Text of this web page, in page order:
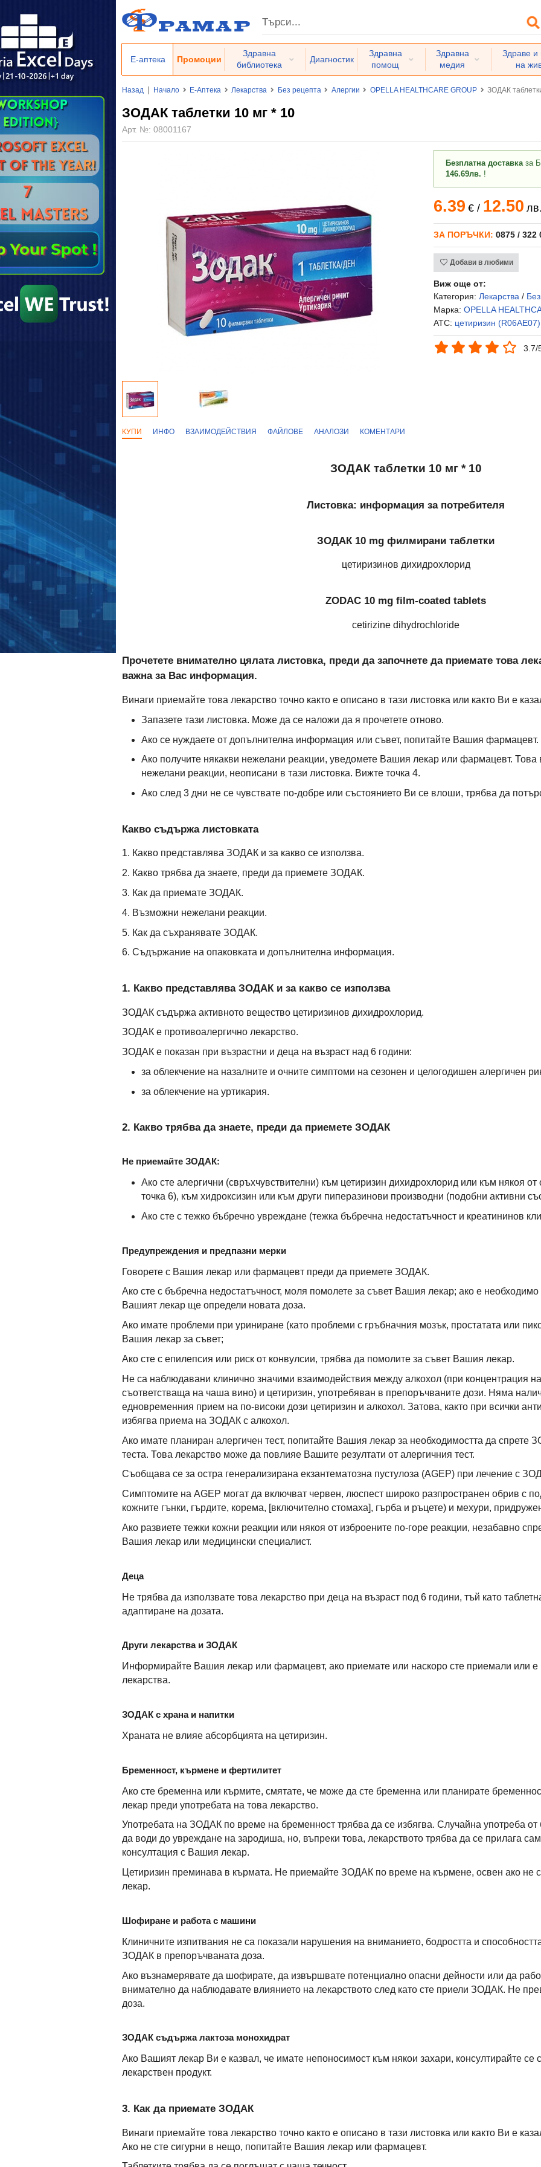
Е-аптека Промоции
Здравна
библиотека
Диагностик
Здравна
помощ
Здравна
медия
Здраве и
на
Назад | Начало Е-Аптека Лекарства Без рецепта Алергии OPELLA HEALTHCARE GROUP ЗОДАК
ЗОДАК таблетки 10 мг * 10
Арт. №: 08001167
Безплатна доставказа
146.69лв. !
6.39 €/ 12.50
ЗА ПОРЪЧКИ: 0875 / 322
Добави в любими
Виж още от:
Категория:Лекарства /
Марка:OPELLA
ATC: цетиризин (R06AE07)
3.7/
КУПИ ИНФО ВЗАИМОДЕЙСТВИЯ ФАЙЛОВЕ АНАЛОЗИ КОМЕНТАРИ
ЗОДАК таблетки 10 мг * 10
Листовка: информация за потребителя
ЗОДАК 10 mg филмирани таблетки
цетиризинов дихидрохлорид
ZODAC 10 mg film-coated tablets
cetirizine dihydrochloride
Прочетете внимателно цялата листовка, преди да започнете да приемате това
важна за Вас информация.
Винаги приемайте това лекарство точно както е описано в тази листовка или както Ви е
Запазете тази листовка. Може да се наложи да я прочетете отново.
Ако се нуждаете от допълнителна информация или съвет, попитайте Вашия фармацевт.
Ако получите някакви нежелани реакции, уведомете Вашия лекар или фармацевт.
нежелани реакции, неописани в тази листовка. Вижте точка 4.
Ако след 3 дни не се чувствате по-добре или състоянието Ви се влоши, трябва да
Какво съдържа листовката
1. Какво представлява ЗОДАК и за какво се използва.
2. Какво трябва да знаете, преди да приемете ЗОДАК.
3. Как да приемате ЗОДАК.
4. Възможни нежелани реакции.
5. Как да съхранявате ЗОДАК.
6. Съдържание на опаковката и допълнителна информация.
1. Какво представлява ЗОДАК и за какво се използва
ЗОДАК съдържа активното вещество цетиризинов дихидрохлорид.
ЗОДАК е противоалергично лекарство.
ЗОДАК е показан при възрастни и деца на възраст над 6 години:
за облекчение на назалните и очните симптоми на сезонен и целогодишен алергичен
за облекчение на уртикария.
2. Какво трябва да знаете, преди да приемете ЗОДАК
Не приемайте ЗОДАК:
Ако сте алергични (свръхчувствителни) към цетиризин дихидрохлорид или към някоя от
точка 6), към хидроксизин или към други пиперазинови производни (подобни активни
Ако сте с тежко бъбречно увреждане (тежка бъбречна недостатъчност и креатининов
Предупреждения и предпазни мерки
Говорете с Вашия лекар или фармацевт преди да приемете ЗОДАК.
Ако сте с бъбречна недостатъчност, моля помолете за съвет Вашия лекар; ако е
Вашият лекар ще определи новата доза.
Ако имате проблеми при уриниране (като проблеми с гръбначния мозък, простатата или
Вашия лекар за съвет;
Ако сте с епилепсия или риск от конвулсии, трябва да помолите за съвет Вашия лекар.
Не са наблюдавани клинично значими взаимодействия между алкохол (при концентрация
съответстваща на чаша вино) и цетиризин, употребяван в препоръчваните дози. Няма
едновременния прием на по-високи дози цетиризин и алкохол. Затова, както при всички
избягва приема на ЗОДАК с алкохол.
Ако имате планиран алергичен тест, попитайте Вашия лекар за необходимостта да спрете
теста. Това лекарство може да повлияе Вашите резултати от алергичния тест.
Съобщава се за остра генерализирана екзантематозна пустулоза (AGEP) при лечение с
Симптомите на AGEP могат да включват червен, люспест широко разпространен обрив с
кожните гънки, гърдите, корема, [включително стомаха], гърба и ръцете) и мехури,
Ако развиете тежки кожни реакции или някоя от изброените по-горе реакции, незабавно
Вашия лекар или медицински специалист.
Деца
Не трябва да използвате това лекарство при деца на възраст под 6 години, тъй като
адаптиране на дозата.
Други лекарства и ЗОДАК
Информирайте Вашия лекар или фармацевт, ако приемате или наскоро сте приемали или е
лекарства.
ЗОДАК с храна и напитки
Храната не влияе абсорбцията на цетиризин.
Бременност, кърмене и фертилитет
Ако сте бременна или кърмите, смятате, че може да сте бременна или планирате
лекар преди употребата на това лекарство.
Употребата на ЗОДАК по време на бременност трябва да се избягва. Случайна употреба
да води до увреждане на зародиша, но, въпреки това, лекарството трябва да се прилага
консултация с Вашия лекар.
Цетиризин преминава в кърмата. Не приемайте ЗОДАК по време на кърмене, освен ако не
лекар.
Шофиране и работа с машини
Клиничните изпитвания не са показали нарушения на вниманието, бодростта и
ЗОДАК в препоръчваната доза.
Ако възнамерявате да шофирате, да извършвате потенциално опасни дейности или да
внимателно да наблюдавате влиянието на лекарството след като сте приели ЗОДАК. Не
доза.
ЗОДАК съдържа лактоза монохидрат
Ако Вашият лекар Ви е казвал, че имате непоносимост към някои захари, консултирайте се
лекарствен продукт.
3. Как да приемате ЗОДАК
Винаги приемайте това лекарство точно както е описано в тази листовка или както Ви е
Ако не сте сигурни в нещо, попитайте Вашия лекар или фармацевт.